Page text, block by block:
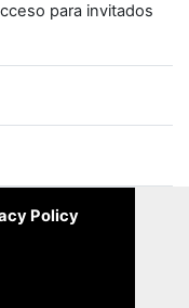
para invitados
Policy